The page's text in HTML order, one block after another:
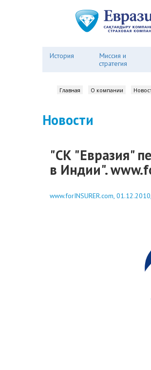
История
Миссия и
стратегия
Главная О компании
Новости
"СК "Евразия"
в Индии".
www.forINSURER.com,